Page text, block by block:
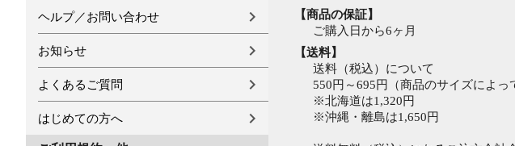
ヘルプ／お問い合わせ
お知らせ
よくあるご質問
はじめての方へ
【商品の保証】
ご購入日から6ヶ月
【送料】
送料（税込）について
550円～695円（商品のサイズによっ
※北海道は1,320円
※沖縄・離島は1,650円